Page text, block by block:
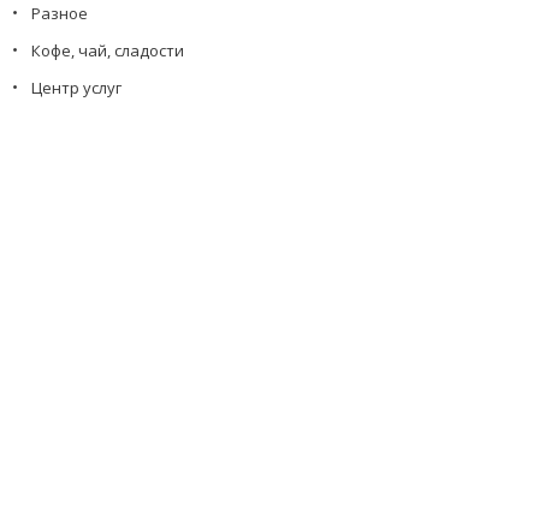
Разное
Кофе, чай, сладости
Центр услуг